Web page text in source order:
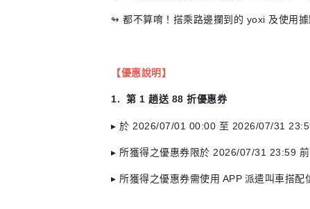
↬ 都不算唷！搭乘路邊攔到的 yoxi 及使用
【優惠說明】
1. 第 1 趟送 88 折優惠券
▸ 於 2026/07/01 00:00 至 2026/07/31
▸ 所獲得之優惠券限於 2026/07/31 23:59
▸ 所獲得之優惠券需使用 APP 派遣叫車搭